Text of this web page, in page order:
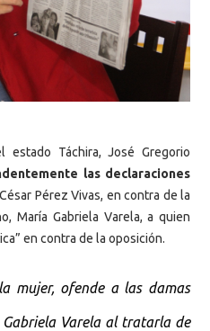
estado Táchira, José Gregorio
las declaraciones
Pérez Vivas, en contra de la
María Gabriela Varela, a quien
en contra de la oposición.
mujer, ofende a las damas
Varela al tratarla de